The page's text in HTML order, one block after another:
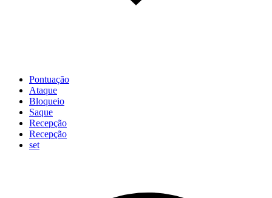
Pontuação
Ataque
Bloqueio
Saque
Recepção
Recepção
set